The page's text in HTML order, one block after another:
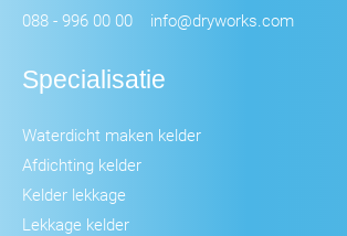
088 - 996 00 00 info@dryworks.com
Specialisatie
Waterdicht maken kelder
Afdichting kelder
Kelder lekkage
Lekkage kelder